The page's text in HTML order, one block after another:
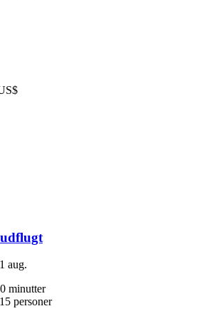
aug.
minutter
personer